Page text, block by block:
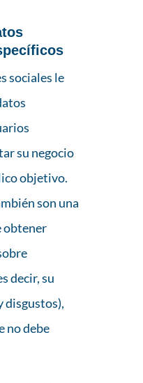
sociales le
su negocio
objetivo.
son una
obtener
decir, su
disgustos),
no debe